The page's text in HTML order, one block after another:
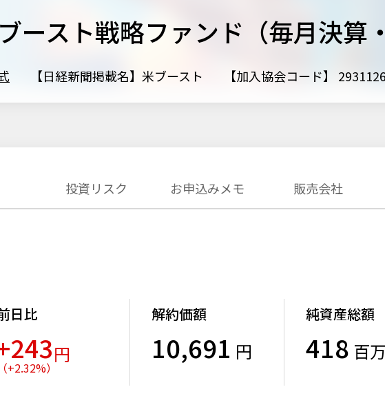
ースト戦略ファンド（毎月決算
【日経新聞掲載名】米ブースト 【加入協会コード】
投資リスク お申込みメモ 販売会社
日比
円
（+2.32%）
解約価額
10,691 円
純資産総額
418 百